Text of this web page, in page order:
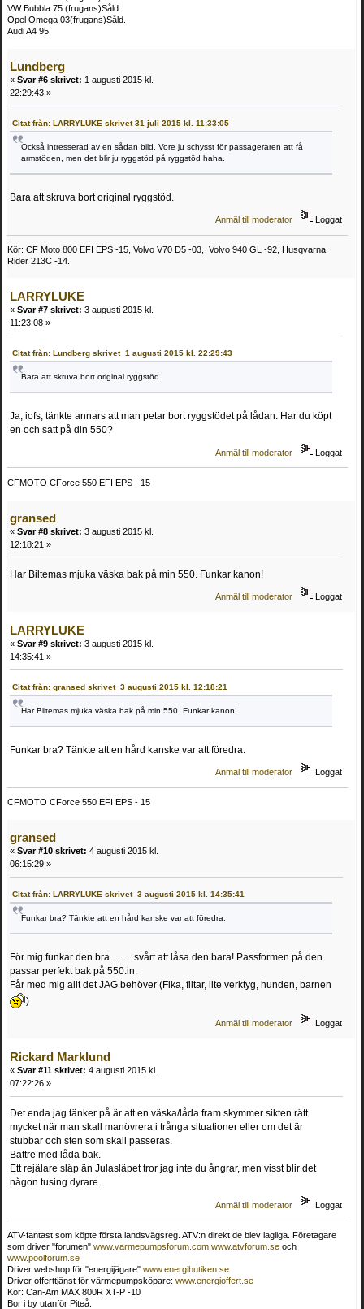
VW Bubbla 75 (frugans)Såld.
Opel Omega 03(frugans)Såld.
Audi A4 95
Lundberg
« Svar #6 skrivet: 1 augusti 2015 kl.
22:29:43 »
Citat från: LARRYLUKE skrivet 31 juli 2015 kl. 11:33:05
Också intresserad av en sådan bild. Vore ju schysst för passageraren att få
armstöden, men det blir ju ryggstöd på ryggstöd haha.
Bara att skruva bort original ryggstöd.
Anmäl till moderator Loggat
Kör: CF Moto 800 EFI EPS -15, Volvo V70 D5 -03, Volvo 940 GL -92, Husqvarna
Rider 213C -14.
LARRYLUKE
« Svar #7 skrivet: 3 augusti 2015 kl.
11:23:08 »
Citat från: Lundberg skrivet 1 augusti 2015 kl. 22:29:43
Bara att skruva bort original ryggstöd.
Ja, iofs, tänkte annars att man petar bort ryggstödet på lådan. Har du köpt
en och satt på din 550?
Anmäl till moderator Loggat
CFMOTO CForce 550 EFI EPS - 15
gransed
« Svar #8 skrivet: 3 augusti 2015 kl.
12:18:21 »
Har Biltemas mjuka väska bak på min 550. Funkar kanon!
Anmäl till moderator Loggat
LARRYLUKE
« Svar #9 skrivet: 3 augusti 2015 kl.
14:35:41 »
Citat från: gransed skrivet 3 augusti 2015 kl. 12:18:21
Har Biltemas mjuka väska bak på min 550. Funkar kanon!
Funkar bra? Tänkte att en hård kanske var att föredra.
Anmäl till moderator Loggat
CFMOTO CForce 550 EFI EPS - 15
gransed
« Svar #10 skrivet: 4 augusti 2015 kl.
06:15:29 »
Citat från: LARRYLUKE skrivet 3 augusti 2015 kl. 14:35:41
Funkar bra? Tänkte att en hård kanske var att föredra.
För mig funkar den bra..........svårt att låsa den bara! Passformen på den
passar perfekt bak på 550:in.
Får med mig allt det JAG behöver (Fika, filtar, lite verktyg, hunden, barnen
)
Anmäl till moderator Loggat
Rickard Marklund
« Svar #11 skrivet: 4 augusti 2015 kl.
07:22:26 »
Det enda jag tänker på är att en väska/låda fram skymmer sikten rätt
mycket när man skall manövrera i trånga situationer eller om det är
stubbar och sten som skall passeras.
Bättre med låda bak.
Ett rejälare släp än Julasläpet tror jag inte du ångrar, men visst blir det
någon tusing dyrare.
Anmäl till moderator Loggat
ATV-fantast som köpte första landsvägsreg. ATV:n direkt de blev lagliga. Företagare
som driver "forumen" www.varmepumpsforum.com www.atvforum.se och
www.poolforum.se
Driver webshop för "energijägare" www.energibutiken.se
Driver offerttjänst för värmepumpsköpare: www.energioffert.se
Kör: Can-Am MAX 800R XT-P -10
Bor i by utanför Piteå.